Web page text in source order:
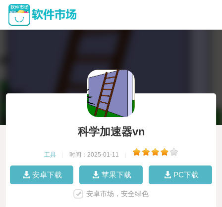
科学加速器vn
工具 时间：2025-01-11
安卓下载 苹果下载 PC下载
安卓市场，安全绿色